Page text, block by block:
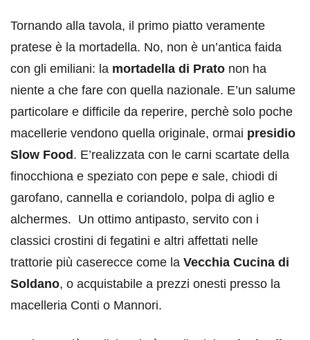
Tornando alla tavola, il primo piatto veramente
pratese è la mortadella. No, non è un’antica faida
con gli emiliani: la mortadella di Prato non ha
niente a che fare con quella nazionale. E’un salume
particolare e difficile da reperire, perchè solo poche
macellerie vendono quella originale, ormai presidio
Slow Food . E’realizzata con le carni scartate della
finocchiona e speziato con pepe e sale, chiodi di
garofano, cannella e coriandolo, polpa di aglio e
alchermes. Un ottimo antipasto, servito con i
classici crostini di fegatini e altri affettati nelle
trattorie più caserecce come la Vecchia Cucina di
Soldano, o acquistabile a prezzi onesti presso la
macelleria Conti o Mannori.